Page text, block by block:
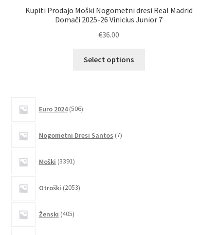
Kupiti Prodajo Moški Nogometni dresi Real Madrid
Domači 2025-26 Vinicius Junior 7
€36.00
Select options
Euro 2024 506izdelkov
Nogometni Dresi Santos 7izdelkov
Moški 3391izdelkov
Otroški 2053izdelkov
Ženski 405izdelkov